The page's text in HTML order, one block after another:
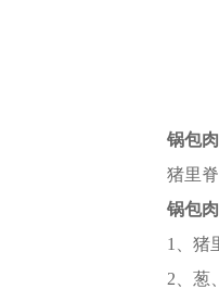
锅包
猪里脊
锅包
1、猪
2、葱、